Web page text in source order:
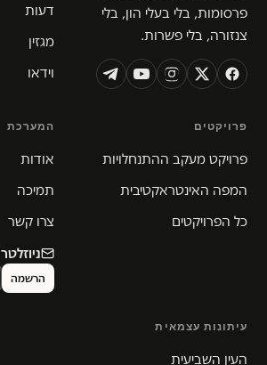
פרסומות, בלי בעלי הון, בלי
צנזורה, בלי פשרות.
דעות
מגזין
וידאו
פרויקטים
פרויקט מעקב ההתנחלויות
המפה האינטראקטיבית
כל הפרויקטים
המערכת
אודות
תמיכה
צרו קשר
ניוזלטר
עיתונות עצמאית
העין השביעית